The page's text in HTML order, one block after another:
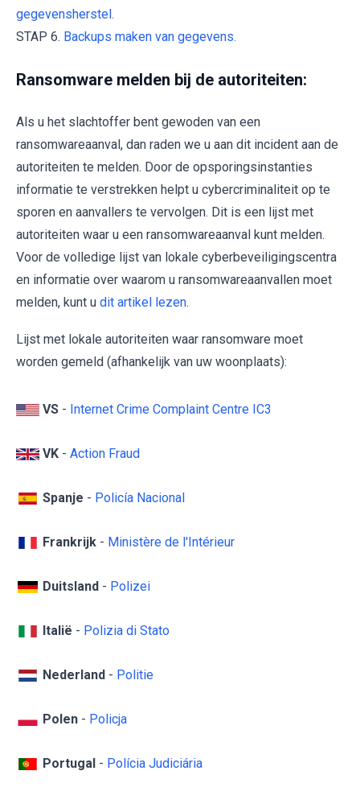
gegevensherstel.
STAP 6. Backups maken van gegevens.
Ransomware melden bij de autoriteiten:
Als u het slachtoffer bent gewoden van een
ransomwareaanval, dan raden we u aan dit incident aan de
autoriteiten te melden. Door de opsporingsinstanties
informatie te verstrekken helpt u cybercriminaliteit op te
sporen en aanvallers te vervolgen. Dit is een lijst met
autoriteiten waar u een ransomwareaanval kunt melden.
Voor de volledige lijst van lokale cyberbeveiligingscentra
en informatie over waarom u ransomwareaanvallen moet
melden, kunt u dit artikel lezen.
Lijst met lokale autoriteiten waar ransomware moet
worden gemeld (afhankelijk van uw woonplaats):
VS - Internet Crime Complaint Centre IC3
VK - Action Fraud
Spanje - Policía Nacional
Frankrijk - Ministère de l'Intérieur
Duitsland - Polizei
Italië - Polizia di Stato
Nederland - Politie
Polen - Policja
Portugal - Polícia Judiciária